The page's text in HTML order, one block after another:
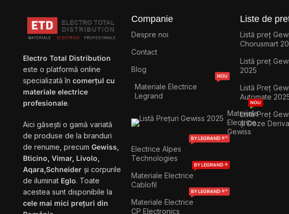
Electro Total Distribution
este o platformă online
specializată în comerțul cu
materiale electrice
profesionale.
Aici găsești o gamă variată
de produse de la branduri
de renume, precum Gewiss,
Bticino, Vimar, Livolo,
Aqara,Schneider și corpurile
de iluminat Eglo. Toate
acestea sunt disponibile la
cele mai mici prețuri din
Companie
Despre noi
Contact
Blog
Materiale Electrice
Legrand
NOU
Materiale
Electrice
Gewiss
NOU
Electrice Alpes
Technologies
BY LEGRAND ®™
Materiale Electrice
Cablofil
BY LEGRAND ®
Materiale Electrice
CP Electronics
BY LEGRAND ®™
Liste de
Listă preț
Chorusmart
Listă preț
2025
Listă Preț
Automate
Listă Preț
și Doze